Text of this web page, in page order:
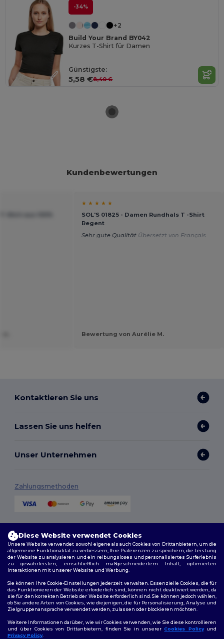
-34%
+2
Build Your Brand BY042
Kurzes T-Shirt für Damen
Günstigste:
5,58 €8,40 €
Kundenbewertungen
★ ★ ★ ★ ★
SOL'S 01825 - Damen Rundhals T -Shirt
Regent
Sehr gute Qualität Übersetzt von Français
Bewertung von Aurélie M.
Kontaktieren Sie uns
Lassen Sie uns helfen
Unser Unternehmen
Zahlungsmethoden
Folge uns
Diese Website verwendet Cookies
Unsere Website verwendet sowohl eigene als auch Cookies von Drittanbietern, um die
allgemeine Funktionalität zu verbessern, Ihre Präferenzen zu speichern, die Leistung
der Website zu analysieren und ein reibungsloses und personalisiertes Surferlebnis
zu gewährleisten, einschließlich maßgeschneidertem Inhalt, optimierten
Interaktionen mit unserer Website und Werbung.
Sie können Ihre Cookie-Einstellungen jederzeit verwalten. Essenzielle Cookies, die für
das Funktionieren der Website erforderlich sind, können nicht deaktiviert werden, da
sie für den korrekten Betrieb der Website erforderlich sind. Sie können jedoch wählen,
ob Sie andere Arten von Cookies, wie diejenigen, die für Personalisierung, Analyse und
Zielgruppenansprache verwendet werden, zulassen oder blockieren möchten.
Weitere Informationen darüber, wie wir Cookies verwenden, wie Sie diese kontrollieren
und über Cookies von Drittanbietern, finden Sie in unsererCookies Policyund
Privacy Policy.